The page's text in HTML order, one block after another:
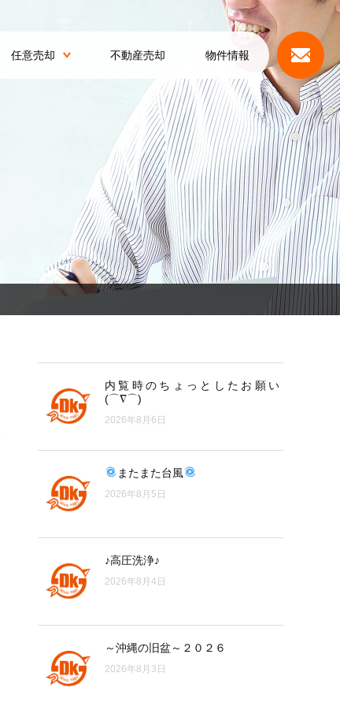
任意売却 不動産売却 物件情報
内覧時のちょっとしたお願い
(⌒∇⌒)
2026年8月6日
またまた台風
2026年8月5日
♪高圧洗浄♪
2026年8月4日
～沖縄の旧盆～２０２６
2026年8月3日